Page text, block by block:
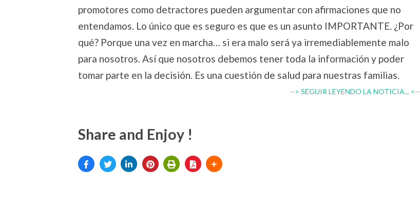
promotores como detractores pueden argumentar con afirmaciones que no
entendamos. Lo único que es seguro es que es un asunto IMPORTANTE. ¿Por
qué? Porque una vez en marcha… si era malo será ya irremediablemente malo
para nosotros. Así que nosotros debemos tener toda la información y poder
tomar parte en la decisión. Es una cuestión de salud para nuestras familias.
--> SEGUIR LEYENDO LA NOTICIA... <--
Share and Enjoy !